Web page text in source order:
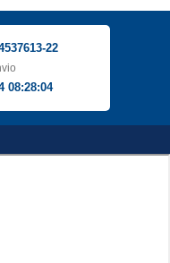
22
08:28:04